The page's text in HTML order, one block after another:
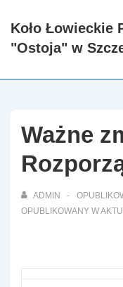
SkipKoło Łowieckie
"Ostoja" w
Ważne
ADMIN
OPUBLIKOWANY W